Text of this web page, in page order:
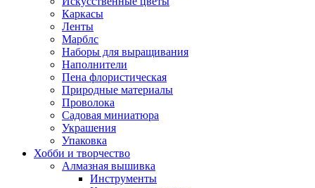
Каркасы
Ленты
Марблс
Наборы для выращивания
Наполнители
Пена флористическая
Природные материалы
Проволока
Садовая миниатюра
Украшения
Упаковка
Хобби и творчество
Алмазная вышивка
Инструменты